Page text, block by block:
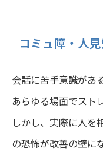
コミュ障・人
会話に苦手意識があ
あらゆる場面でスト
しかし、実際に人を
の恐怖が改善の壁に